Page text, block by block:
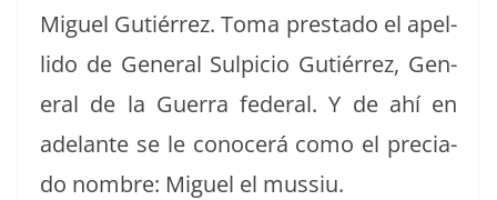
Miguel Gutiér­rez. Toma presta­do el apel­
li­do de Gen­er­al Sulpi­cio Gutiér­rez, Gen­
er­al de la Guer­ra fed­er­al. Y de ahí en
ade­lante se le cono­cerá como el pre­ci­a­
do nom­bre: Miguel el mussiu.